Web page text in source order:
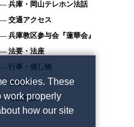
兵庫・岡山テレホン法話
交通アクセス
兵庫教区参与会『蓮華会』
法要・法座
行事・催し物
各種様式
寺院検索
cookies. These
work properly
how our site